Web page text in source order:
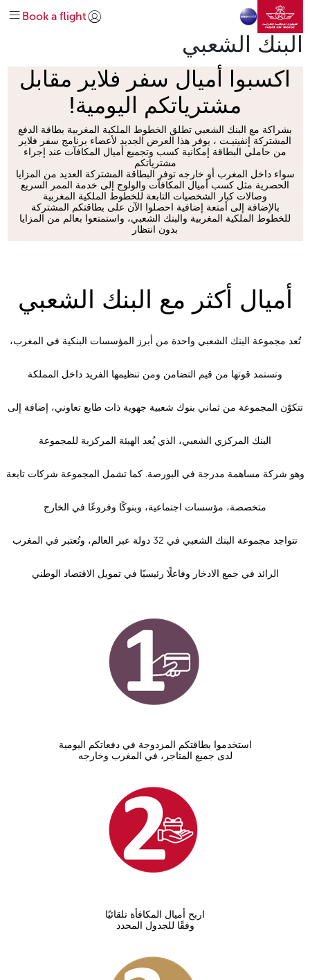
تخطي إلى المحتوى الرئيسي
انتقل إلى الصفحةتسجيل الدخول | انضم)
Book a flight
البنك الشعبي
اكسبوا أميال سفر فلاير مقابل
مشترياتكم اليومية!
بشراكة مع البنك الشعبي تطلق الخطوط الملكية المغربية بطاقة الدفع
المشتركة إنفينيـت ، يوفر هذا العرض الجديد لأعضاء برنامج سفر فلاير
من حاملي البطاقة إمكانية كسب وتجميع أميال المكافآت عند إجراء
مشترياتكم
سواء داخل المغرب أو خارجه توفر البطاقة المشتركة العديد من المزايا
الحصرية مثل كسب أميال المكافآت والولوج إلى خدمة الممر السريع
وصالات كبار الشخصيات التابعة للخطوط الملكية المغربية
بالإضافة إلى أمتعة إضافية احصلوا الآن على بطاقتكم المشتركة
للخطوط الملكية المغربية والبنك الشعبي، واستمتعوا بعالم من المزايا
بدون انتظار
أميال أكثر مع البنك الشعبي
تُعد مجموعة البنك الشعبي واحدة من أبرز المؤسسات البنكية في المغرب،
وتستمد قوتها من قيم التضامن ومن تنظيمها الفريد داخل المملكة
تتكوّن المجموعة من ثماني بنوك شعبية جهوية ذات طابع تعاوني، إضافة إلى
البنك المركزي الشعبي، الذي يُعد الهيئة المركزية للمجموعة
وهو شركة مساهمة مدرجة في البورصة. كما تشمل المجموعة شركات تابعة
متخصصة، مؤسسات اجتماعية، وبنوكًا وفروعًا في الخارج
تتواجد مجموعة البنك الشعبي في 32 دولة عبر العالم، وتُعتبر في المغرب
الرائد في جمع الادخار وفاعلًا رئيسيًا في تمويل الاقتصاد الوطني
استخدموا بطاقتكم المزدوجة في دفعاتكم اليومية
لدى جميع المتاجر، في المغرب وخارجه
اربح أميال المكافأة تلقائيًا
وفقًا للجدول المحدد
خطط لرحلتك
إدارة
الخدمات الإضافية
الرائجة
وجهاتنا
explore-quicklinks-title
خريطة الرحلات
شبكة خطوطنا
تحالف عالمي oneworld
في المطار
على متن الطائرة
نبذة عنا
درجة رجال الأعمال
قبل السفر
الاحتياجات الخاصة
المساعدة والدعم
سفر فلاير
كسب الأميال واستخدامها
الحصول على المساعدة